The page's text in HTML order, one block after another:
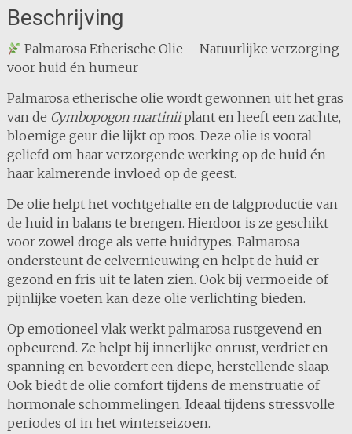
Beschrijving
Palmarosa Etherische Olie – Natuurlijke verzorging
voor huid én humeur
Palmarosa etherische olie wordt gewonnen uit het gras
van de Cymbopogon martiniiplant en heeft een zachte,
bloemige geur die lijkt op roos. Deze olie is vooral
geliefd om haar verzorgende werking op de huid én
haar kalmerende invloed op de geest.
De olie helpt het vochtgehalte en de talgproductie van
de huid in balans te brengen. Hierdoor is ze geschikt
voor zowel droge als vette huidtypes. Palmarosa
ondersteunt de celvernieuwing en helpt de huid er
gezond en fris uit te laten zien. Ook bij vermoeide of
pijnlijke voeten kan deze olie verlichting bieden.
Op emotioneel vlak werkt palmarosa rustgevend en
opbeurend. Ze helpt bij innerlijke onrust, verdriet en
spanning en bevordert een diepe, herstellende slaap.
Ook biedt de olie comfort tijdens de menstruatie of
hormonale schommelingen. Ideaal tijdens stressvolle
periodes of in het winterseizoen.